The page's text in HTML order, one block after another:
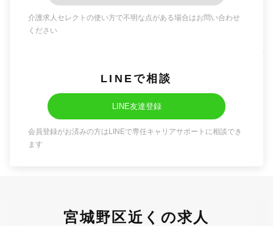
介護求人セレクトの使い方で不明な点がある場合はお問い合わせ
ください
LINEで相談
LINE友達登録
会員登録がお済みの方はLINEで専任キャリアサポートに相談でき
ます
宮城野区近くの求人